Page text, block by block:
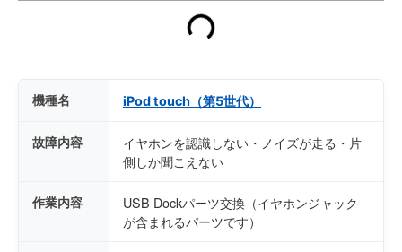
機種名 iPod touch（第5世代）
故障内容
イヤホンを認識しない・ノイズが走る・片
側しか聞こえない
作業内容
USB Dockパーツ交換（イヤホンジャック
が含まれるパーツです）